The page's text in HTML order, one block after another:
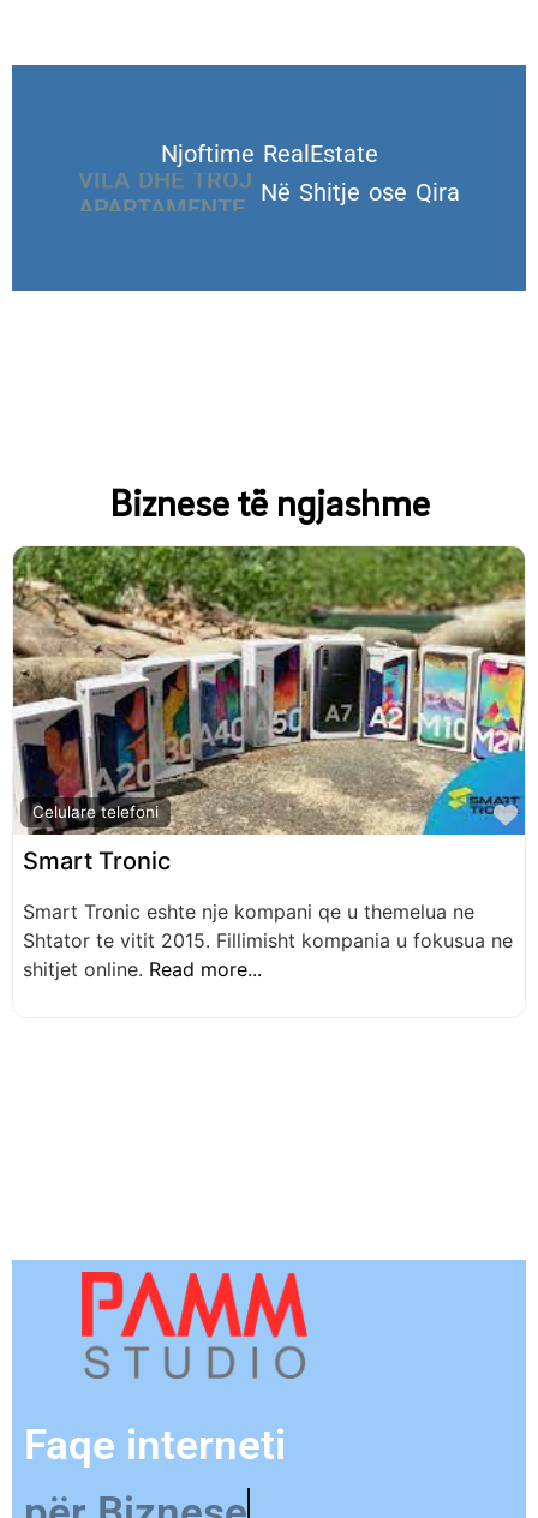
Njoftime RealEstate
VILA DHE TROJE
Biznese të ngjashme
Celulare telefoni
Smart Tronic
Smart Tronic eshte nje kompani qe u themelua ne
Shtator te vitit 2015. Fillimisht kompania u fokusua ne
Faqe interneti